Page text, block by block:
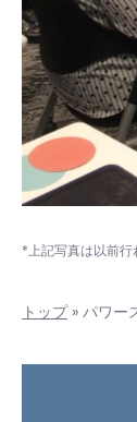
*上記写真は以前行
トップ » パワー